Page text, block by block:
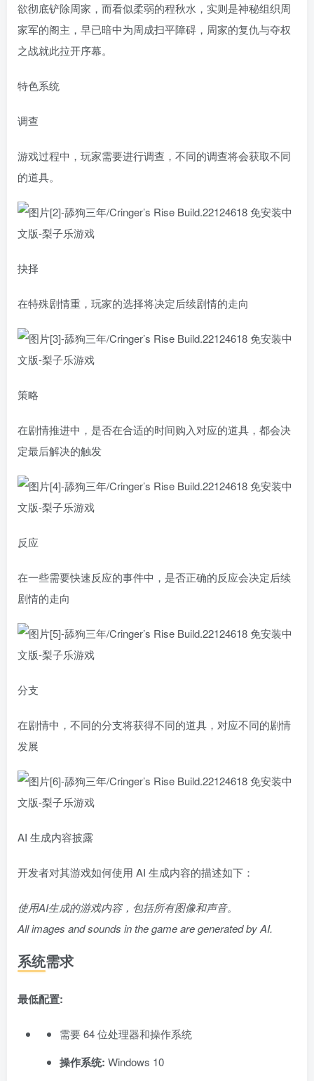
欲彻底铲除周家，而看似柔弱的程秋水，实则是神秘组织周
家军的阁主，早已暗中为周成扫平障碍，周家的复仇与夺权
之战就此拉开序幕。
特色系统
调查
游戏过程中，玩家需要进行调查，不同的调查将会获取不同
的道具。
抉择
在特殊剧情重，玩家的选择将决定后续剧情的走向
策略
在剧情推进中，是否在合适的时间购入对应的道具，都会决
定最后解决的触发
反应
在一些需要快速反应的事件中，是否正确的反应会决定后续
剧情的走向
分支
在剧情中，不同的分支将获得不同的道具，对应不同的剧情
发展
AI 生成内容披露
开发者对其游戏如何使用 AI 生成内容的描述如下：
使用AI生成的游戏内容，包括所有图像和声音。
All images and sounds in the game are generated by AI.
系统需求
最低配置:
需要 64 位处理器和操作系统
操作系统: Windows 10